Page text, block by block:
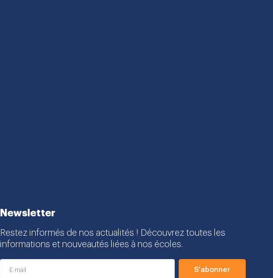
Newsletter
Restez informés de nos actualités ! Découvrez toutes les
informations et nouveautés liées à nos écoles.